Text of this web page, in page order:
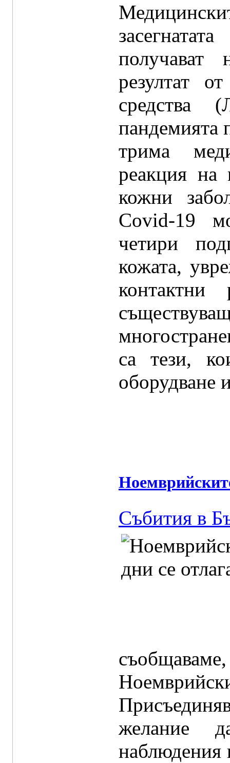
резултат
пандемията
трима
реакция на
кожни
Covid-19
четири
кожата,
са тези,
оборудване
Събития в
желание
наблюдения